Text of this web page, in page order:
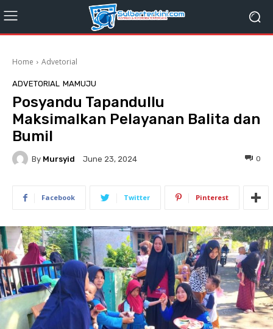
Home Advetorial
ADVETORIAL MAMUJU
Posyandu Tapandullu
Maksimalkan Pelayanan Balita dan
Bumil
By Mursyid June 23, 2024 0
Facebook Twitter Pinterest